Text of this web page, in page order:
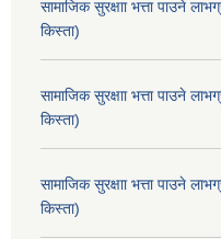
सामाजिक सुरक्षाा भत्ता पाउने
किस्ता)
सामाजिक सुरक्षाा भत्ता पाउने
किस्ता)
सामाजिक सुरक्षाा भत्ता पाउने
किस्ता)